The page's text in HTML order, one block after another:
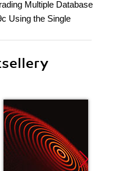
Multiple Database
Using the Single